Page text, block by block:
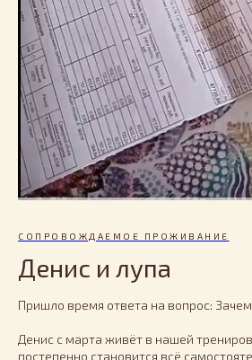
СОПРОВОЖДАЕМОЕ ПРОЖИВАНИЕ
Денис и лупа
Пришло время ответа на вопрос:
Денис с марта живёт в нашей
постепенно становится всё